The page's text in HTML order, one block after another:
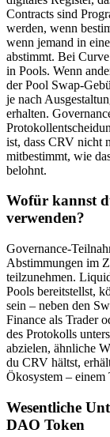
Contracts sind
werden, wenn
wenn jemand in
abstimmt. Bei
in Pools. Wenn
der Pool Swap-
je nach
erhalten.
ist, dass CRV nicht
mitbestimmt, wie
belohnt.
Wofür kannst
verwenden?
Governance-
Abstimmungen im
teilzunehmen.
Pools bereitstellst,
sein – neben den
Finance als Trader
des Protokolls
abzielen, ähnliche
du CRV hältst,
Ökosystem –
Wesentliche
DAO Token